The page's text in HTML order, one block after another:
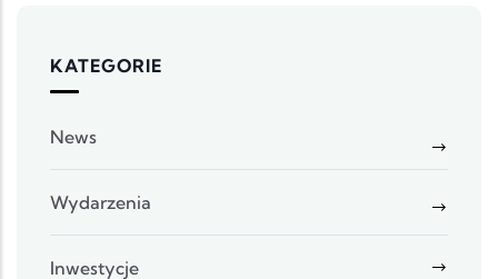
KATEGORIE
News
Wydarzenia
Inwestycje